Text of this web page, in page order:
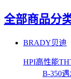
全部商品分
BRADY贝迪
HPI高性能
B-350